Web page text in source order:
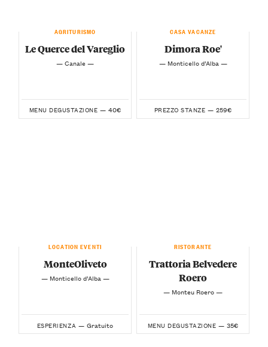
AGRITURISMO
Le Querce del Vareglio
— Canale —
MENU DEGUSTAZIONE — 40€
CASA VACANZE
Dimora Roe'
— Monticello d’Alba —
PREZZO STANZE — 259€
LOCATION EVENTI
MonteOliveto
— Monticello d’Alba —
ESPERIENZA — Gratuito
RISTORANTE
Trattoria Belvedere
Roero
— Monteu Roero —
MENU DEGUSTAZIONE — 35€